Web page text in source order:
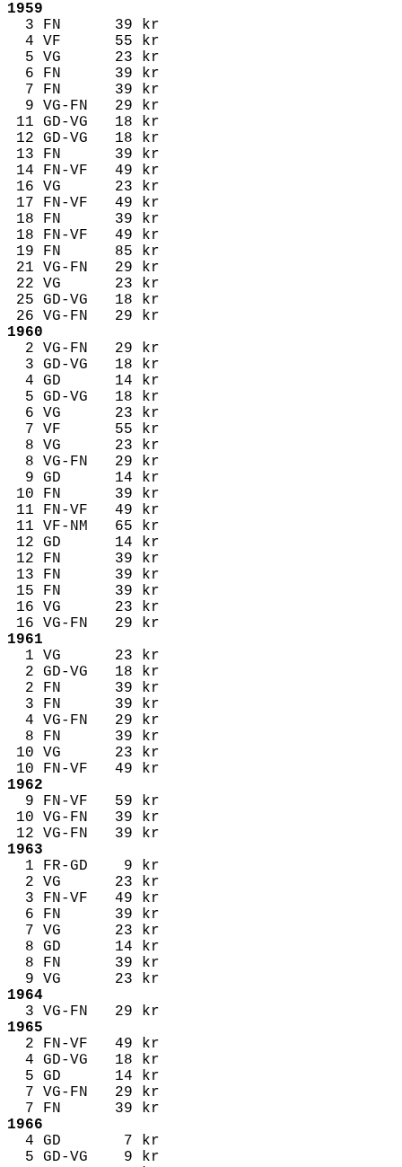
1959
3 FN 39 kr
4 VF 55 kr
5 VG 23 kr
6 FN 39 kr
7 FN 39 kr
9 VG-FN 29 kr
11 GD-VG 18 kr
12 GD-VG 18 kr
13 FN 39 kr
14 FN-VF 49 kr
16 VG 23 kr
17 FN-VF 49 kr
18 FN 39 kr
18 FN-VF 49 kr
19 FN 85 kr
21 VG-FN 29 kr
22 VG 23 kr
25 GD-VG 18 kr
26 VG-FN 29 kr
1960
2 VG-FN 29 kr
3 GD-VG 18 kr
4 GD 14 kr
5 GD-VG 18 kr
6 VG 23 kr
7 VF 55 kr
8 VG 23 kr
8 VG-FN 29 kr
9 GD 14 kr
10 FN 39 kr
11 FN-VF 49 kr
11 VF-NM 65 kr
12 GD 14 kr
12 FN 39 kr
13 FN 39 kr
15 FN 39 kr
16 VG 23 kr
16 VG-FN 29 kr
1961
1 VG 23 kr
2 GD-VG 18 kr
2 FN 39 kr
3 FN 39 kr
4 VG-FN 29 kr
8 FN 39 kr
10 VG 23 kr
10 FN-VF 49 kr
1962
9 FN-VF 59 kr
10 VG-FN 39 kr
12 VG-FN 39 kr
1963
1 FR-GD 9 kr
2 VG 23 kr
3 FN-VF 49 kr
6 FN 39 kr
7 VG 23 kr
8 GD 14 kr
8 FN 39 kr
9 VG 23 kr
1964
3 VG-FN 29 kr
1965
2 FN-VF 49 kr
4 GD-VG 18 kr
5 GD 14 kr
7 VG-FN 29 kr
7 FN 39 kr
1966
4 GD 7 kr
5 GD-VG 9 kr